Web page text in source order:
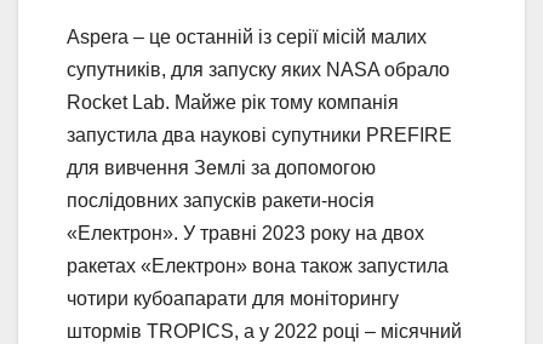
Aspera – це останній із серії місій малих
супутників, для запуску яких NASA обрало
Rocket Lab. Майже рік тому компанія
запустила два наукові супутники PREFIRE
для вивчення Землі за допомогою
послідовних запусків ракети-носія
«Електрон». У травні 2023 року на двох
ракетах «Електрон» вона також запустила
чотири кубоапарати для моніторингу
штормів TROPICS, а у 2022 році – місячний